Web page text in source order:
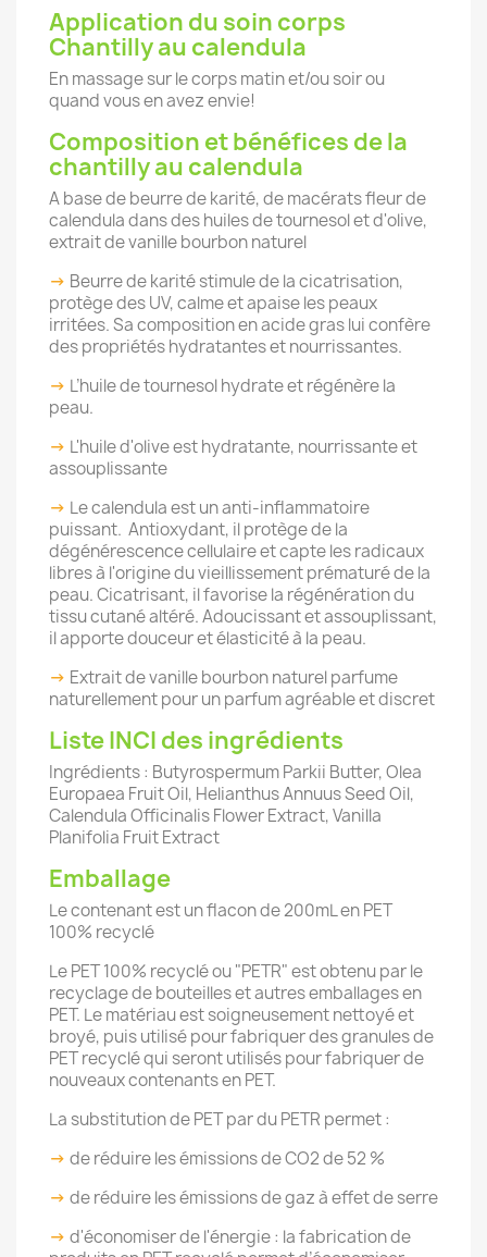
Application du soin corps
Chantilly au calendula
En massage sur le corps matin et/ou soir ou
quand vous en avez envie!
Composition et bénéfices de la
chantilly au calendula
A base de beurre de karité, de macérats fleur de
calendula dans des huiles de tournesol et d'olive,
extrait de vanille bourbon naturel
-> Beurre de karité stimule de la cicatrisation,
protège des UV, calme et apaise les peaux
irritées. Sa composition en acide gras lui confère
des propriétés hydratantes et nourrissantes.
-> L’huile de tournesol hydrate et régénère la
peau.
-> L'huile d'olive est hydratante, nourrissante et
assouplissante
-> Le calendula est un anti-inflammatoire
puissant. Antioxydant, il protège de la
dégénérescence cellulaire et capte les radicaux
libres à l'origine du vieillissement prématuré de la
peau. Cicatrisant, il favorise la régénération du
tissu cutané altéré. Adoucissant et assouplissant,
il apporte douceur et élasticité à la peau.
-> Extrait de vanille bourbon naturel parfume
naturellement pour un parfum agréable et discret
Liste INCI des ingrédients
Ingrédients : Butyrospermum Parkii Butter, Olea
Europaea Fruit Oil, Helianthus Annuus Seed Oil,
Calendula Officinalis Flower Extract, Vanilla
Planifolia Fruit Extract
Emballage
Le contenant est un flacon de 200mL en PET
100% recyclé
Le PET 100% recyclé ou "PETR" est obtenu par le
recyclage de bouteilles et autres emballages en
PET. Le matériau est soigneusement nettoyé et
broyé, puis utilisé pour fabriquer des granules de
PET recyclé qui seront utilisés pour fabriquer de
nouveaux contenants en PET.
La substitution de PET par du PETR permet :
-> de réduire les émissions de CO2 de 52 %
-> de réduire les émissions de gaz à effet de serre
-> d'économiser de l'énergie : la fabrication de